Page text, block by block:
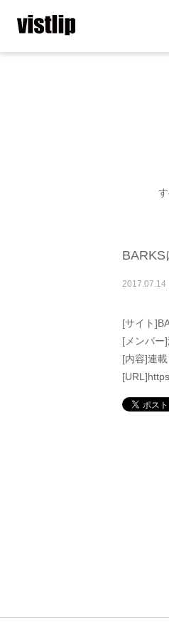
BARKS
2017.07.14
[サイト
[メンバー
[内容]連